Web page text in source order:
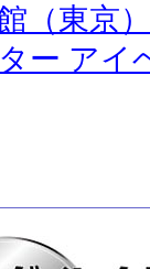
（東京）
ー アイ